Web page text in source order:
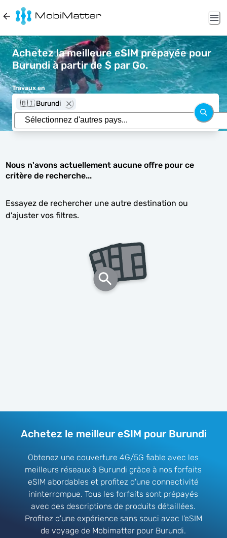
Achetez la meilleure eSIM prépayée pour
Burundi à partir de $ par Go.
Travaux en
🇧🇮 Burundi
Nous n'avons actuellement aucune offre pour ce
critère de recherche...
Essayez de rechercher une autre destination ou
d'ajuster vos filtres.
Achetez le meilleur eSIM pour Burundi
Obtenez une couverture 4G/5G fiable avec les
meilleurs réseaux à Burundi grâce à nos forfaits
eSIM abordables et profitez d'une connectivité
ininterrompue. Tous les forfaits sont prépayés
avec des descriptions de produits détaillées.
Profitez d'une expérience sans souci avec l'eSIM
de voyage de Mobimatter pour Burundi.